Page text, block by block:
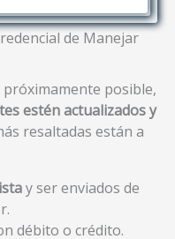
de Manejar
próximamente posible,
estén actualizados y
resaltadas están a
y ser enviados de
débito o crédito.